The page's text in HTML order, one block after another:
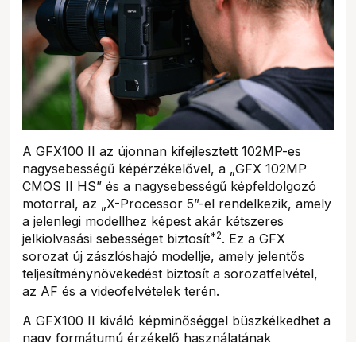
A GFX100 II az újonnan kifejlesztett 102MP-es
nagysebességű képérzékelővel, a „GFX 102MP
CMOS II HS” és a nagysebességű képfeldolgozó
motorral, az „X-Processor 5”-el rendelkezik, amely
a jelenlegi modellhez képest akár kétszeres
jelkiolvasási sebességet biztosít*2. Ez a GFX
sorozat új zászlóshajó modellje, amely jelentős
teljesítménynövekedést biztosít a sorozatfelvétel,
az AF és a videofelvételek terén.
A GFX100 II kiváló képminőséggel büszkélkedhet a
nagy formátumú érzékelő használatának